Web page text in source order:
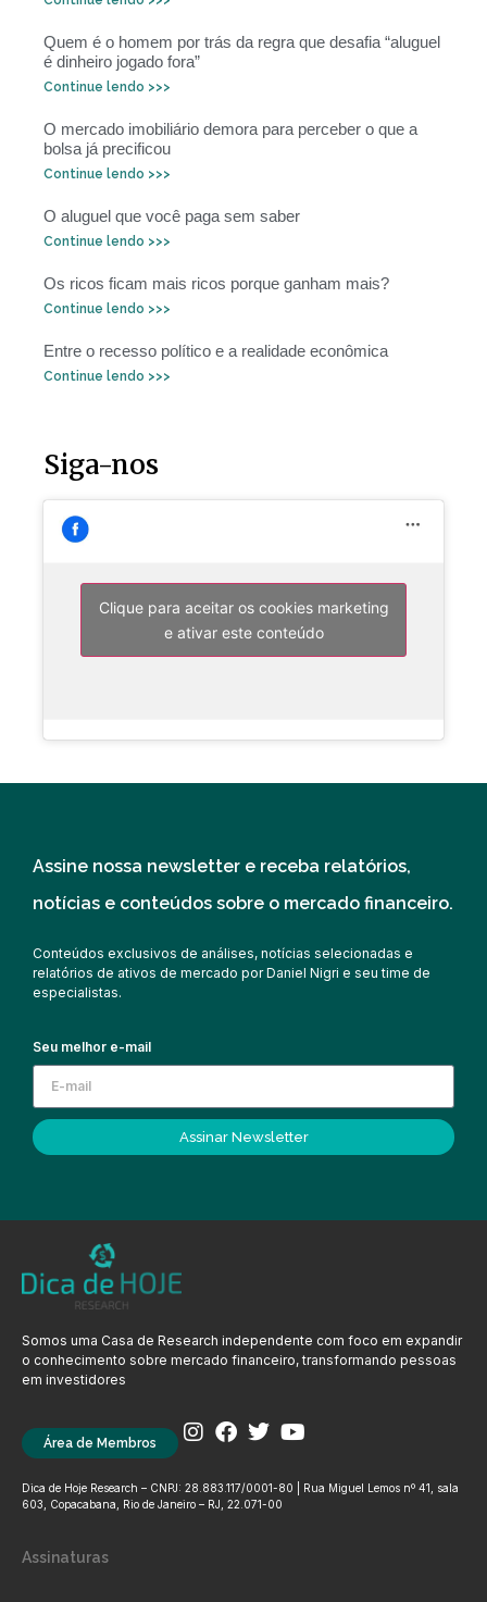
Quem é o homem por trás da regra que desafia “aluguel
é dinheiro jogado fora”
Continue lendo >>>
O mercado imobiliário demora para perceber o que a
bolsa já precificou
Continue lendo >>>
O aluguel que você paga sem saber
Continue lendo >>>
Os ricos ficam mais ricos porque ganham mais?
Continue lendo >>>
Entre o recesso político e a realidade econômica
Continue lendo >>>
Siga-nos
Clique para aceitar os cookies marketing
e ativar este conteúdo
Assine nossa newsletter e receba relatórios,
notícias e conteúdos sobre o mercado financeiro.
Conteúdos exclusivos de análises, notícias selecionadas e
relatórios de ativos de mercado por Daniel Nigri e seu time de
especialistas.
Seu melhor e-mail
Assinar Newsletter
Somos uma Casa de Research independente com foco em expandir
o conhecimento sobre mercado financeiro, transformando pessoas
em investidores
Área de Membros
Dica de Hoje Research – CNPJ: 28.883.117/0001-80 | Rua Miguel Lemos nº 41, sala
603, Copacabana, Rio de Janeiro – RJ, 22.071-00
Assinaturas